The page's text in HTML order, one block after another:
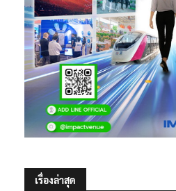
เรื่องล่าสุด